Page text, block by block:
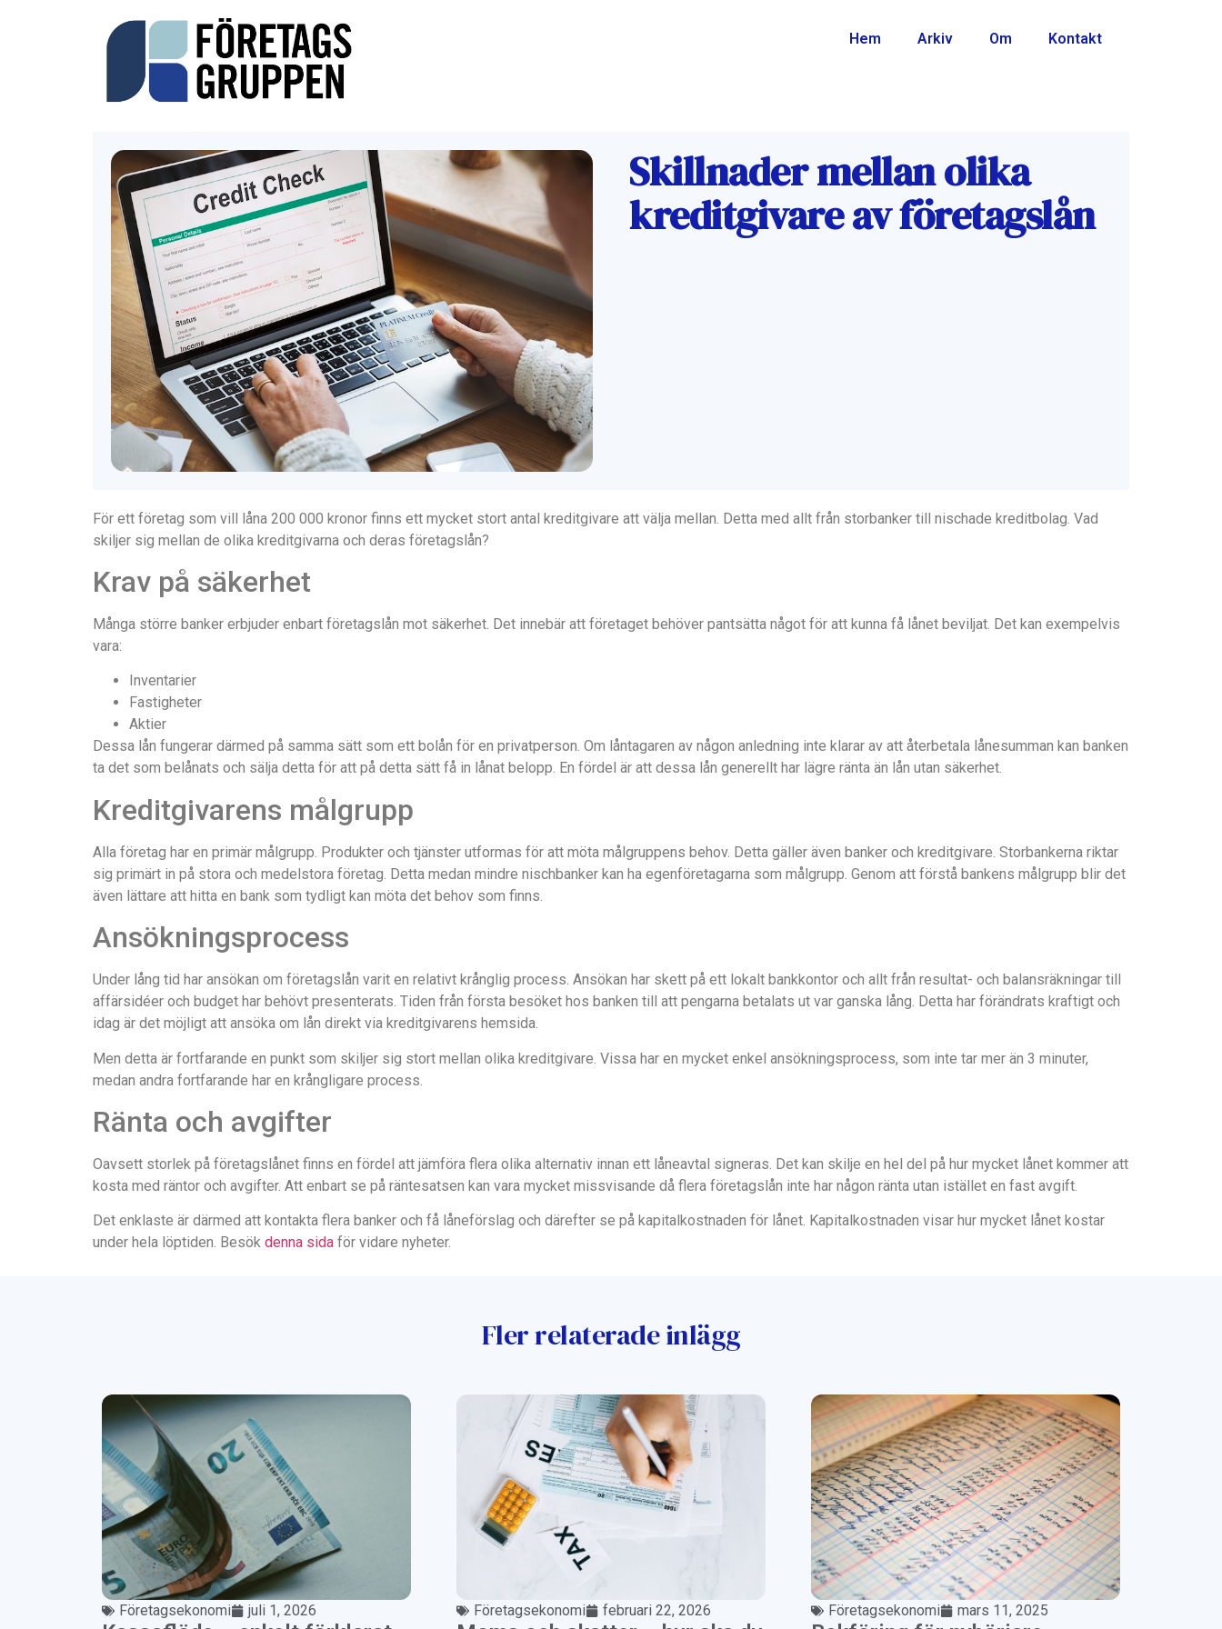
Hem Arkiv Om Kontakt
Skillnader mellan olika
kreditgivare av företagslån
För ett företag som vill låna 200 000 kronor finns ett mycket stort antal kreditgivare att välja mellan. Detta med allt från storbanker till nischade kreditbolag. Vad
skiljer sig mellan de olika kreditgivarna och deras företagslån?
Krav på säkerhet
Många större banker erbjuder enbart företagslån mot säkerhet. Det innebär att företaget behöver pantsätta något för att kunna få lånet beviljat. Det kan exempelvis
vara:
Inventarier
Fastigheter
Aktier
Dessa lån fungerar därmed på samma sätt som ett bolån för en privatperson. Om låntagaren av någon anledning inte klarar av att återbetala lånesumman kan banken
ta det som belånats och sälja detta för att på detta sätt få in lånat belopp. En fördel är att dessa lån generellt har lägre ränta än lån utan säkerhet.
Kreditgivarens målgrupp
Alla företag har en primär målgrupp. Produkter och tjänster utformas för att möta målgruppens behov. Detta gäller även banker och kreditgivare. Storbankerna riktar
sig primärt in på stora och medelstora företag. Detta medan mindre nischbanker kan ha egenföretagarna som målgrupp. Genom att förstå bankens målgrupp blir det
även lättare att hitta en bank som tydligt kan möta det behov som finns.
Ansökningsprocess
Under lång tid har ansökan om företagslån varit en relativt krånglig process. Ansökan har skett på ett lokalt bankkontor och allt från resultat- och balansräkningar till
affärsidéer och budget har behövt presenterats. Tiden från första besöket hos banken till att pengarna betalats ut var ganska lång. Detta har förändrats kraftigt och
idag är det möjligt att ansöka om lån direkt via kreditgivarens hemsida.
Men detta är fortfarande en punkt som skiljer sig stort mellan olika kreditgivare. Vissa har en mycket enkel ansökningsprocess, som inte tar mer än 3 minuter,
medan andra fortfarande har en krångligare process.
Ränta och avgifter
Oavsett storlek på företagslånet finns en fördel att jämföra flera olika alternativ innan ett låneavtal signeras. Det kan skilje en hel del på hur mycket lånet kommer att
kosta med räntor och avgifter. Att enbart se på räntesatsen kan vara mycket missvisande då flera företagslån inte har någon ränta utan istället en fast avgift.
Det enklaste är därmed att kontakta flera banker och få låneförslag och därefter se på kapitalkostnaden för lånet. Kapitalkostnaden visar hur mycket lånet kostar
under hela löptiden. Besök denna sida för vidare nyheter.
Fler relaterade inlägg
Företagsekonomi juli 1, 2026 Företagsekonomi februari 22, 2026 Företagsekonomi mars 11, 2025